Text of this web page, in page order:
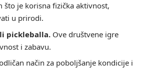
što je korisna fizička aktivnost,
u prirodi.
pickleballa. Ove društvene igre
i zabavu.
način za poboljšanje kondicije i